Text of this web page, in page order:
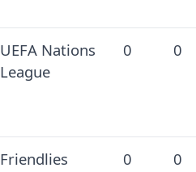
UEFA Nations
League
0 0
Friendlies 0 0